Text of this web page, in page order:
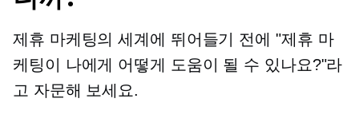
제휴 마케팅의 세계에 뛰어들기 전에 "제휴 마
케팅이 나에게 어떻게 도움이 될 수 있나요?"라
고 자문해 보세요.